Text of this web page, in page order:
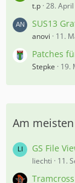
t.p 28.
SUS13
anovi 11.
Patches
Stepke 19.
Am
GS File
liechti 11.